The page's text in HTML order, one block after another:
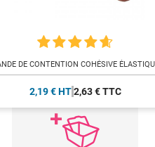
DE CONTENTION COHÉSIVE
2,19 € HT 2,63 € TTC